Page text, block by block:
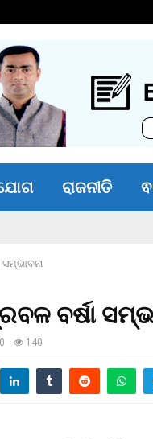
ରାଜନୀତି
ବର୍ଷା
0 140